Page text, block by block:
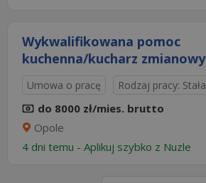
Wykwalifikowana pomoc
kuchenna/kucharz zmianowy
Umowa o pracę Rodzaj pracy: Stała
do 8000 zł/mies. brutto
Opole
4 dni temu - Aplikuj szybko z Nuzle